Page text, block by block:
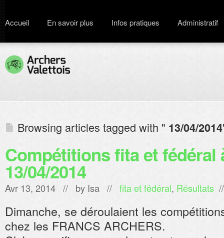
Accueil En savoir plus Infos pratiques Administratif
Browsing articles tagged with " 13/04/2014
Compétitions fita et fédéral
13/04/2014
Avr 13, 2014 // by Isa // fita et fédéral, Résultats
Dimanche, se déroulaient les
chez les FRANCS ARCHERS.